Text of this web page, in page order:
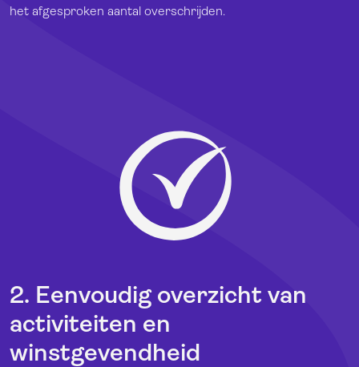
het afgesproken aantal overschrijden.
2. Eenvoudig overzicht van
activiteiten en
winstgevendheid